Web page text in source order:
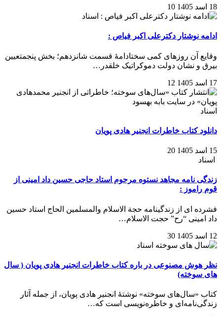
18 اسد 1405
10
اسناد
ادامه نوشتار دکترعلی اکبر فیاص :
وقایع آن روزهای کمی سختادامهٔ قسمت شانزدهم؛ بخش پنجمتعیین
بیرق و نشان دولت دموکراتیک خلقدر…
17 اسد 1405 12
اسناد
دانلود کتاب خاطرات انجنیر هادی پویان
15 اسد 1405
20
اسناد
زندگی نامه مجاهد نستوه مرحوم استاد حاجی حسین داد امینی از
قوم راموز :
فشرده ای از زندگینامه حجة الاسلام والمسلمین الحاج استاد حسین
داد امینی “رح” حجت الاسلام…
12 اسد 1405
30
اسناد
نظر هوش مصنوعی در باره کتاب خاطرات انجنیر هادی پویان ( سال
های سوخته)
کتاب «سال‌های سوخته» نوشتهٔ انجنیر هادی پویان، از جمله آثار
زندگی‌نامه‌ای و خاطره‌نویسی است که…